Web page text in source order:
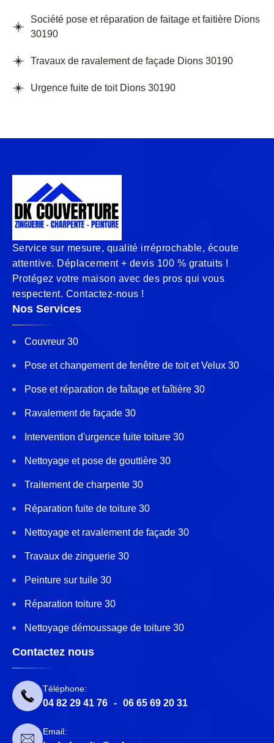
Société pose et réparation de faitage et faitière Dions
30190
Travaux de ravalement de façade Dions 30190
Urgence fuite de toit Dions 30190
Service sur mesure, qualité irréprochable, écoute
attentive. Déplacement + devis 100 % gratuits !
Protégez votre maison avec des pros qui vous
respectent. Contactez-nous !
Nos Services
Couvreur 30
Pose et changement de fenêtre de toit et Velux 30
Pose et réparation de faîtage et faîtière 30
Ravalement de façade 30
Intervention d'urgence fuite toiture 30
Nettoyage et pose de gouttière 30
Traitement de charpente 30
Réparation fuite de toiture 30
Nettoyage et ravalement de façade 30
Travaux de zinguerie 30
Peinture sur tuile 30
Réparation toiture 30
Nettoyage démoussage de toiture 30
Contactez nous
Téléphone:
04 82 29 41 76 - 06 65 69 20 31
Email: